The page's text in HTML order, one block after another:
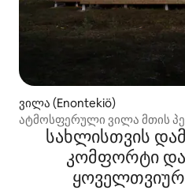
ვილა (Enontekiö)
ატმოსფერული ვილა მთის
სახლისთვის
კომფორტი და